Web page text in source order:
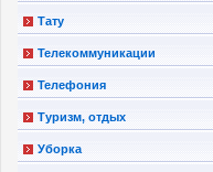
Тату
Телекоммуникации
Телефония
Туризм, отдых
Уборка